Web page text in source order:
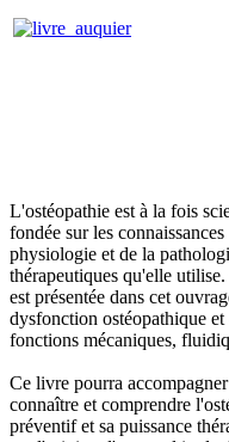
L'ostéopathie est à la fois
fondée sur les
physiologie et de la
thérapeutiques qu'elle
est présentée dans cet
dysfonction ostéopathique et
fonctions mécaniques,
Ce livre pourra
connaître et comprendre
préventif et sa puissance